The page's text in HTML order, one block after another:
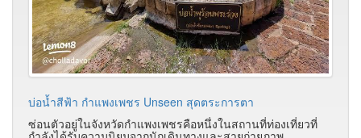
บ่อน้ำสีฟ้า กำแพงเพชร Unseen สุดตระการตา
ซ่อนตัวอยู่ในจังหวัดกำแพงเพชรคือหนึ่งในสถานที่ท่องเที่ยวที่